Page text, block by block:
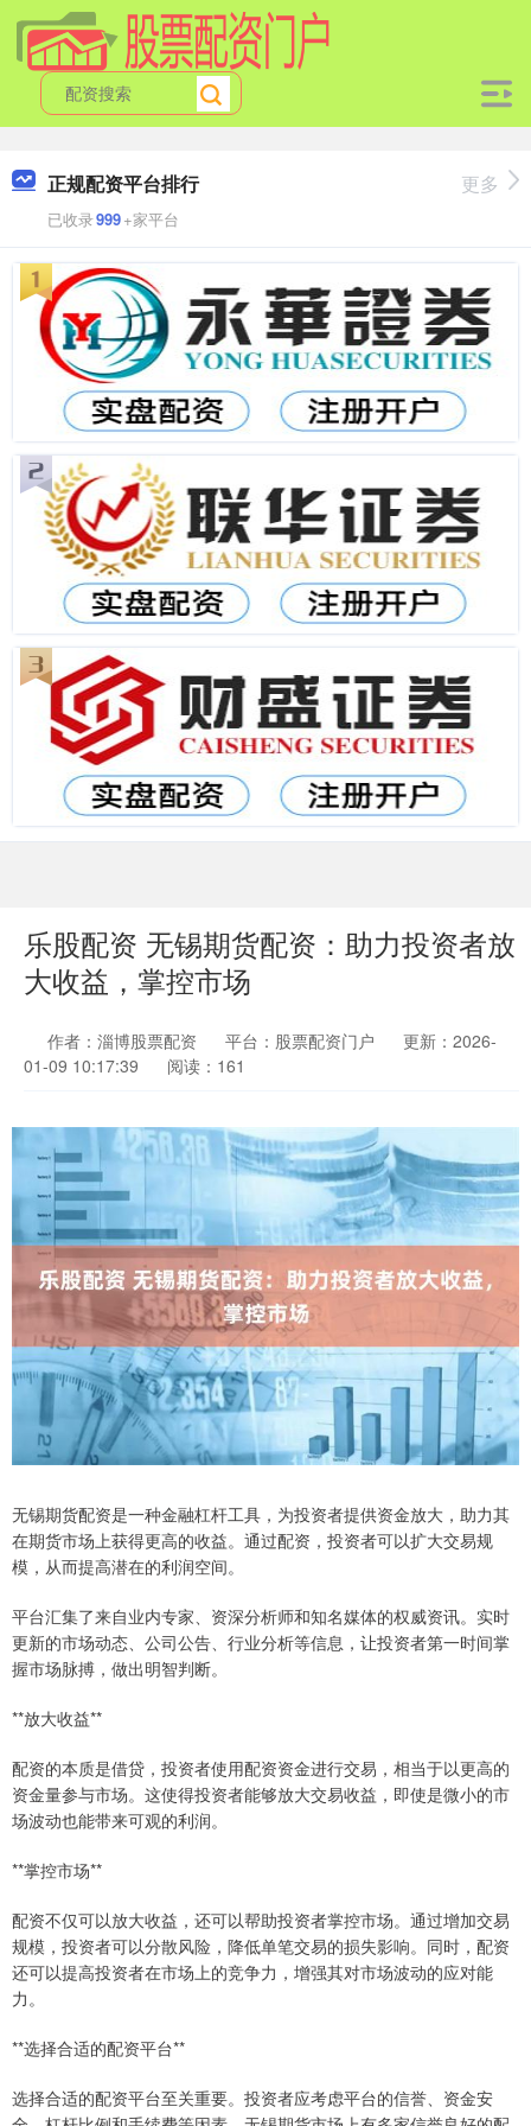
正规配资平台排行
已收录999+家平台
更多
乐股配资 无锡期货配资：助力投资者放
大收益，掌控市场
作者：淄博股票配资 平台：股票配资门户
更新：2026-
01-09 10:17:39
阅读：161
无锡期货配资是一种金融杠杆工具，为投资者提供资金放大，助力其
在期货市场上获得更高的收益。通过配资，投资者可以扩大交易规
模，从而提高潜在的利润空间。
平台汇集了来自业内专家、资深分析师和知名媒体的权威资讯。实时
更新的市场动态、公司公告、行业分析等信息，让投资者第一时间掌
握市场脉搏，做出明智判断。
**放大收益**
配资的本质是借贷，投资者使用配资资金进行交易，相当于以更高的
资金量参与市场。这使得投资者能够放大交易收益，即使是微小的市
场波动也能带来可观的利润。
**掌控市场**
配资不仅可以放大收益，还可以帮助投资者掌控市场。通过增加交易
规模，投资者可以分散风险，降低单笔交易的损失影响。同时，配资
还可以提高投资者在市场上的竞争力，增强其对市场波动的应对能
力。
**选择合适的配资平台**
选择合适的配资平台至关重要。投资者应考虑平台的信誉、资金安